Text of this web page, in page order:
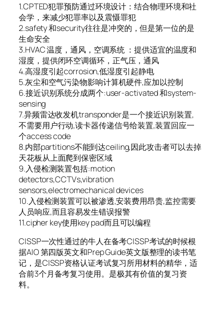
1.CPTED犯罪预防通过环境设计：结合物理环境和社
会学，来减少犯罪率以及震慑罪犯
2.safety 和security往往是冲突的，但是第一位的是
生命安全
3.HVAC 温度，通风，空调系统 ：提供适宜的温度和
湿度，提供闭环空调循环，正气压，通风
4.高湿度引起corrosion,低湿度引起静电
5.灰尘和空气污染物影响计算机硬件,应加以控制
6.接近识别系统分成两个:user-activated 和system-
sensing
7.异频雷达收发机transponder是一个接近识别装置,
不需要用户行动,读卡器传递信号给装置,装置回应一
个access code
8.内部partitions不能到达ceiling,因此攻击者可以去掉
天花板从上面爬到保密区域
9.入侵检测装置包括:motion
detectors,CCTVs,vibration
sensors,electromechanical devices
10.入侵检测装置可以被渗透,安装费用昂贵,监控需要
人员响应,而且容易发生错误报警
11.cipher key使用key pad而且可以编程
CISSP一次性通过的牛人在备考CISSP考试的时候根
据AIO 第四版英文和Prep Guide英文版整理的读书笔
记，是CISSP资格认证考试复习所用材料的精华，适
合前3个月备考复习使用。是极其有价值的复习资
料。